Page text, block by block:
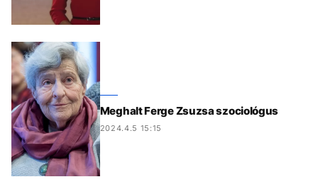
Meghalt Ferge Zsuzsa szociológus
2024.4.5 15:15